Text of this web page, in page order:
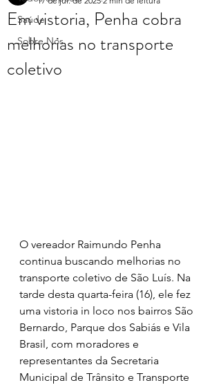
Saúde
Sobre Nós
Em vistoria, Penha cobra
melhorias no transporte
coletivo
O vereador Raimundo Penha
continua buscando melhorias no
transporte coletivo de São Luís. Na
tarde desta quarta-feira (16), ele fez
uma vistoria in loco nos bairros São
Bernardo, Parque dos Sabiás e Vila
Brasil, com moradores e
representantes da Secretaria
Municipal de Trânsito e Transporte